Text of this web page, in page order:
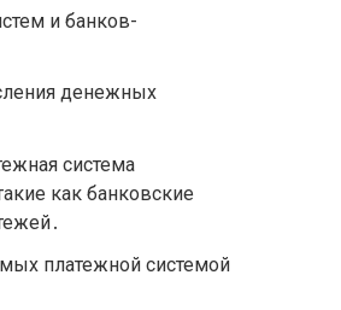
и банков-
денежных
система
как банковские
платежной системой